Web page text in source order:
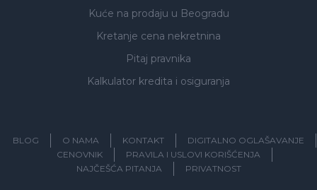
Kuće na prodaju u Beogradu
Kretanje cena nekretnina
Pitaj pravnika
Kalkulator kredita i osiguranja
BLOG O NAMA KONTAKT
DIGITALNO OGLAŠAVANJE
CENOVNIK
PRAVILA I USLOVI KORIŠĆENJA
NAJČEŠĆA PITANJA
PRIVATNOST